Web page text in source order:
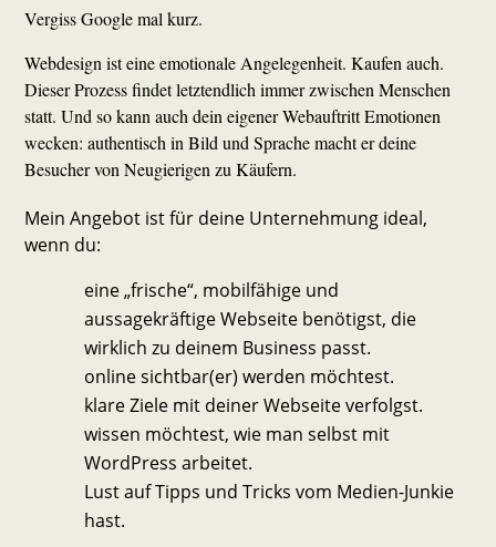
Vergiss Google mal kurz.
Webdesign ist eine emotionale Angelegenheit. Kaufen auch.
Dieser Prozess findet letztendlich immer zwischen Menschen
statt. Und so kann auch dein eigener Webauftritt Emotionen
wecken: authentisch in Bild und Sprache macht er deine
Besucher von Neugierigen zu Käufern.
Mein Angebot ist für deine Unternehmung ideal,
wenn du:
eine „frische“, mobilfähige und
aussagekräftige Webseite benötigst, die
wirklich zu deinem Business passt.
online sichtbar(er) werden möchtest.
klare Ziele mit deiner Webseite verfolgst.
wissen möchtest, wie man selbst mit
WordPress arbeitet.
Lust auf Tipps und Tricks vom Medien-Junkie
hast.